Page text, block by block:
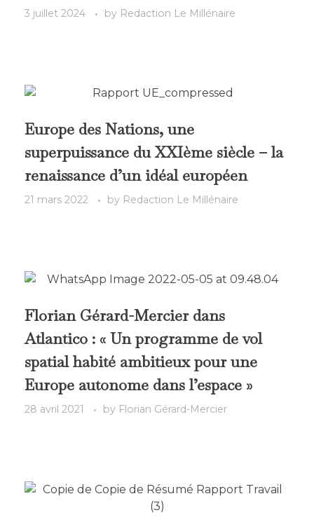
3 juillet 2024 by Redaction Le Millénaire
Europe des Nations, une
superpuissance du XXIème siècle – la
renaissance d’un idéal européen
21 mars 2022 by Redaction Le Millénaire
Florian Gérard-Mercier dans
Atlantico : « Un programme de vol
spatial habité ambitieux pour une
Europe autonome dans l’espace »
28 avril 2021 by Florian Gérard-Mercier